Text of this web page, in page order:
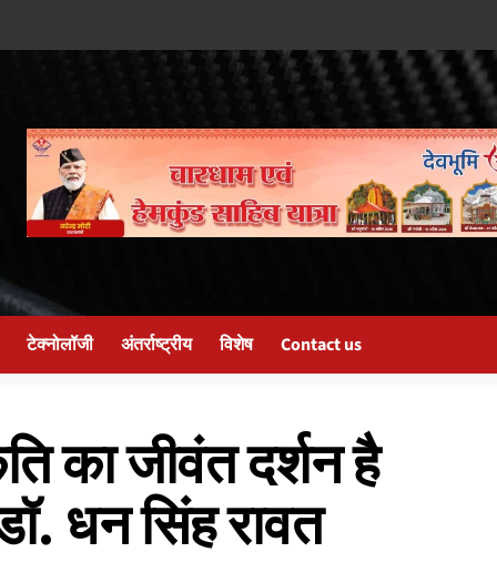
टेक्नोलॉजी अंतर्राष्ट्रीय विशेष Contact us
का जीवंत दर्शन है
धन सिंह रावत